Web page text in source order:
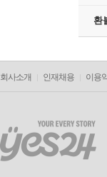
환
회사소개 인재채용 이용